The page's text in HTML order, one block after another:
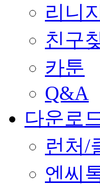
리니
친구
카툰
Q&A
다운로
런처/
엔씨